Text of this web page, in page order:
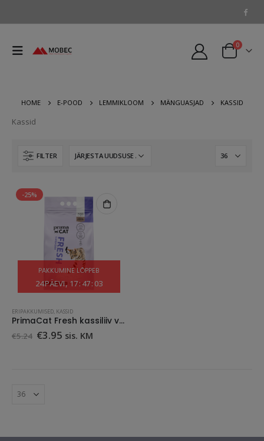
0
HOME E-POOD LEMMIKLOOM MÄNGUASJAD KASSID
Kassid
FILTER
-25%
PAKKUMINE LÕPPEB
24PÄEVI 17: 47: 03
ERIPAKKUMISED, KASSID
PrimaCat Fresh kassiliiv valge kaltsiumbentoniit, lavendli lõhnaline 5L
€5.24 Algne
€3.95Praegune
sis. KM